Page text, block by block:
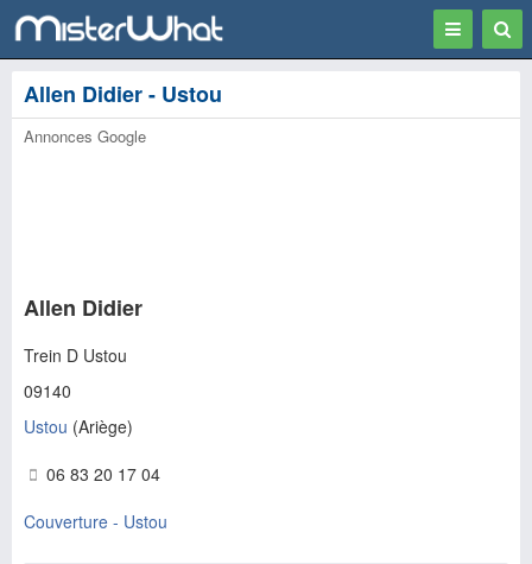
Toggle
Allen Didier - Ustou
Annonces Google
Allen Didier
Trein D Ustou
09140
Ustou (Ariège)
06 83 20 17 04
Couverture - Ustou